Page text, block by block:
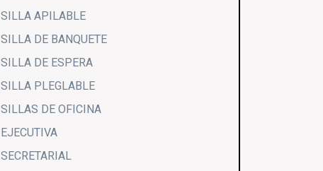
SILLA APILABLE
SILLA DE BANQUETE
SILLA DE ESPERA
SILLA PLEGLABLE
SILLAS DE OFICINA
EJECUTIVA
SECRETARIAL